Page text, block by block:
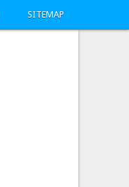
SITEMAP